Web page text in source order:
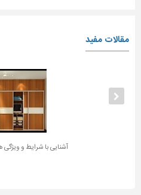
مقالات مفید
آشنایی با شرایط و